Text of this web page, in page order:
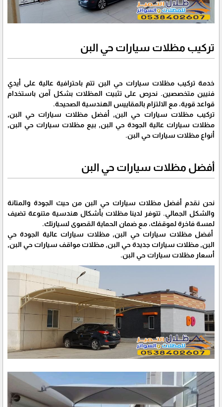
تركيب مظلات سيارات حي البن
خدمة تركيب مظلات سيارات حي البن تتم باحترافية عالية على أيدي
فنيين متخصصين. نحرص على تثبيت المظلات بشكل آمن باستخدام
قواعد قوية، مع الالتزام بالمقاييس الهندسية الصحيحة.
تركيب مظلات سيارات حي البن, أفضل مظلات سيارات حي البن,
مظلات سيارات عالية الجودة حي البن, بيع مظلات سيارات حي البن,
أنواع مظلات سيارات حي البن.
أفضل مظلات سيارات حي البن
نحن نقدم أفضل مظلات سيارات حي البن من حيث الجودة والمتانة
والشكل الجمالي. تتوفر لدينا مظلات بأشكال هندسية متنوعة تضيف
لمسة فاخرة لموقفك، مع ضمان الحماية القصوى لسيارتك.
أفضل مظلات سيارات حي البن, مظلات سيارات عالية الجودة حي
البن, مظلات سيارات جديدة حي البن, مظلات مواقف سيارات حي البن,
أسعار مظلات سيارات حي البن.